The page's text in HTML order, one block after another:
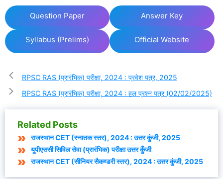
Question Paper Answer Key
Syllabus (Prelims) Official Website
RPSC RAS (प्रारंभिक) परीक्षा, 2024 : प्रवेश पत्र, 2025
RPSC RAS (प्रारंभिक) परीक्षा, 2024 : हल प्रश्न पत्र (02/02/2025)
Related Posts
राजस्थान CET (स्नातक स्तर), 2024 : उत्तर कुंजी, 2025
यूपीएससी सिविल सेवा (प्रारंभिक) परीक्षा उत्तर कुँजी
राजस्थान CET (सीनियर सैकण्डरी स्तर), 2024 : उत्तर कुंजी, 2025